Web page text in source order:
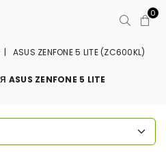
0
|
ASUS ZENFONE 5 LITE (ZC600KL)
ASUS ZENFONE 5 LITE